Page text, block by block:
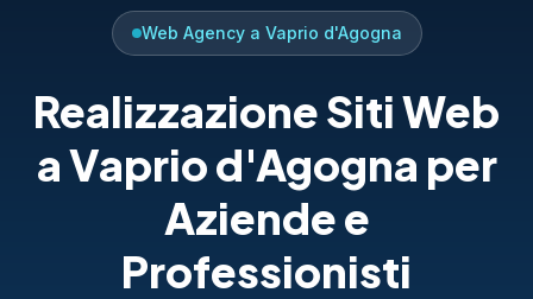
Web Agency a Vaprio d'Agogna
Realizzazione Siti Web
a Vaprio d'Agogna per
Aziende e
Professionisti